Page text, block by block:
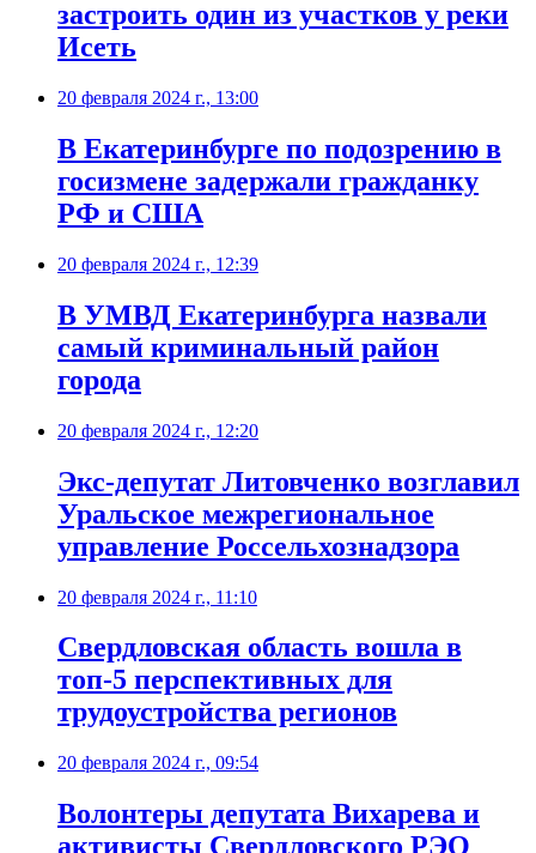
застроить один из участков у реки
Исеть
20 февраля 2024 г., 13:00
В Екатеринбурге по подозрению в
госизмене задержали гражданку
РФ и США
20 февраля 2024 г., 12:39
В УМВД Екатеринбурга назвали
самый криминальный район
города
20 февраля 2024 г., 12:20
Экс-депутат Литовченко возглавил
Уральское межрегиональное
управление Россельхознадзора
20 февраля 2024 г., 11:10
Свердловская область вошла в
топ-5 перспективных для
трудоустройства регионов
20 февраля 2024 г., 09:54
Волонтеры депутата Вихарева и
активисты Свердловского РЭО